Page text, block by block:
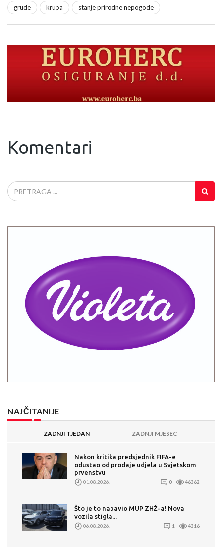
grude krupa stanje prirodne nepogode
Komentari
NAJČITANIJE
ZADNJI TJEDAN ZADNJI MJESEC
Nakon kritika predsjednik FIFA-e
odustao od prodaje udjela u Svjetskom
prvenstvu
01.08.2026. 0 46362
Što je to nabavio MUP ZHŽ-a! Nova
vozila stigla...
06.08.2026. 1 4316